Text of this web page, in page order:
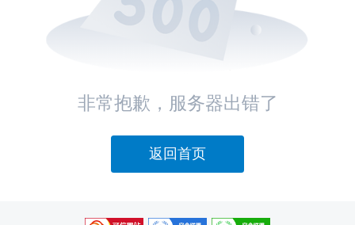
非常抱歉，服务器出错了
返回首页